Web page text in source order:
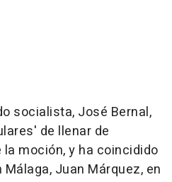
socialista, José Bernal,
de llenar de
moción, y ha coincidido
Juan Márquez, en